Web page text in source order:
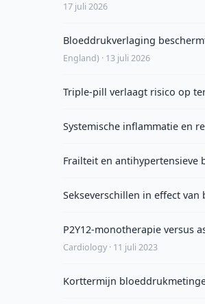
17 juli 2026
Bloeddrukverlaging
England) · 13 juli 2026
Triple-pill verlaagt risico op
Systemische inflammatie en
Frailteit en antihypertensieve
Sekseverschillen in effect
P2Y12-monotherapie versus
Cardiology · 11 juli 2023
Korttermijn